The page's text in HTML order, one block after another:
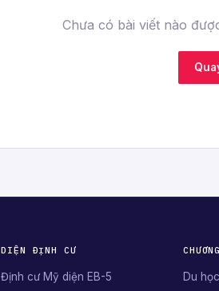
Chưa có bài viết nào
DIỆN ĐỊNH CƯ
Định cư Mỹ diện EB-5 Du